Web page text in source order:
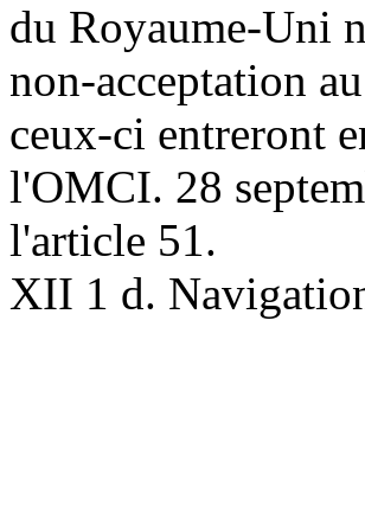
du Royaume-Uni
non-acceptation
ceux-ci entreront
l'OMCI. 28
l'article 51.
XII 1 d.